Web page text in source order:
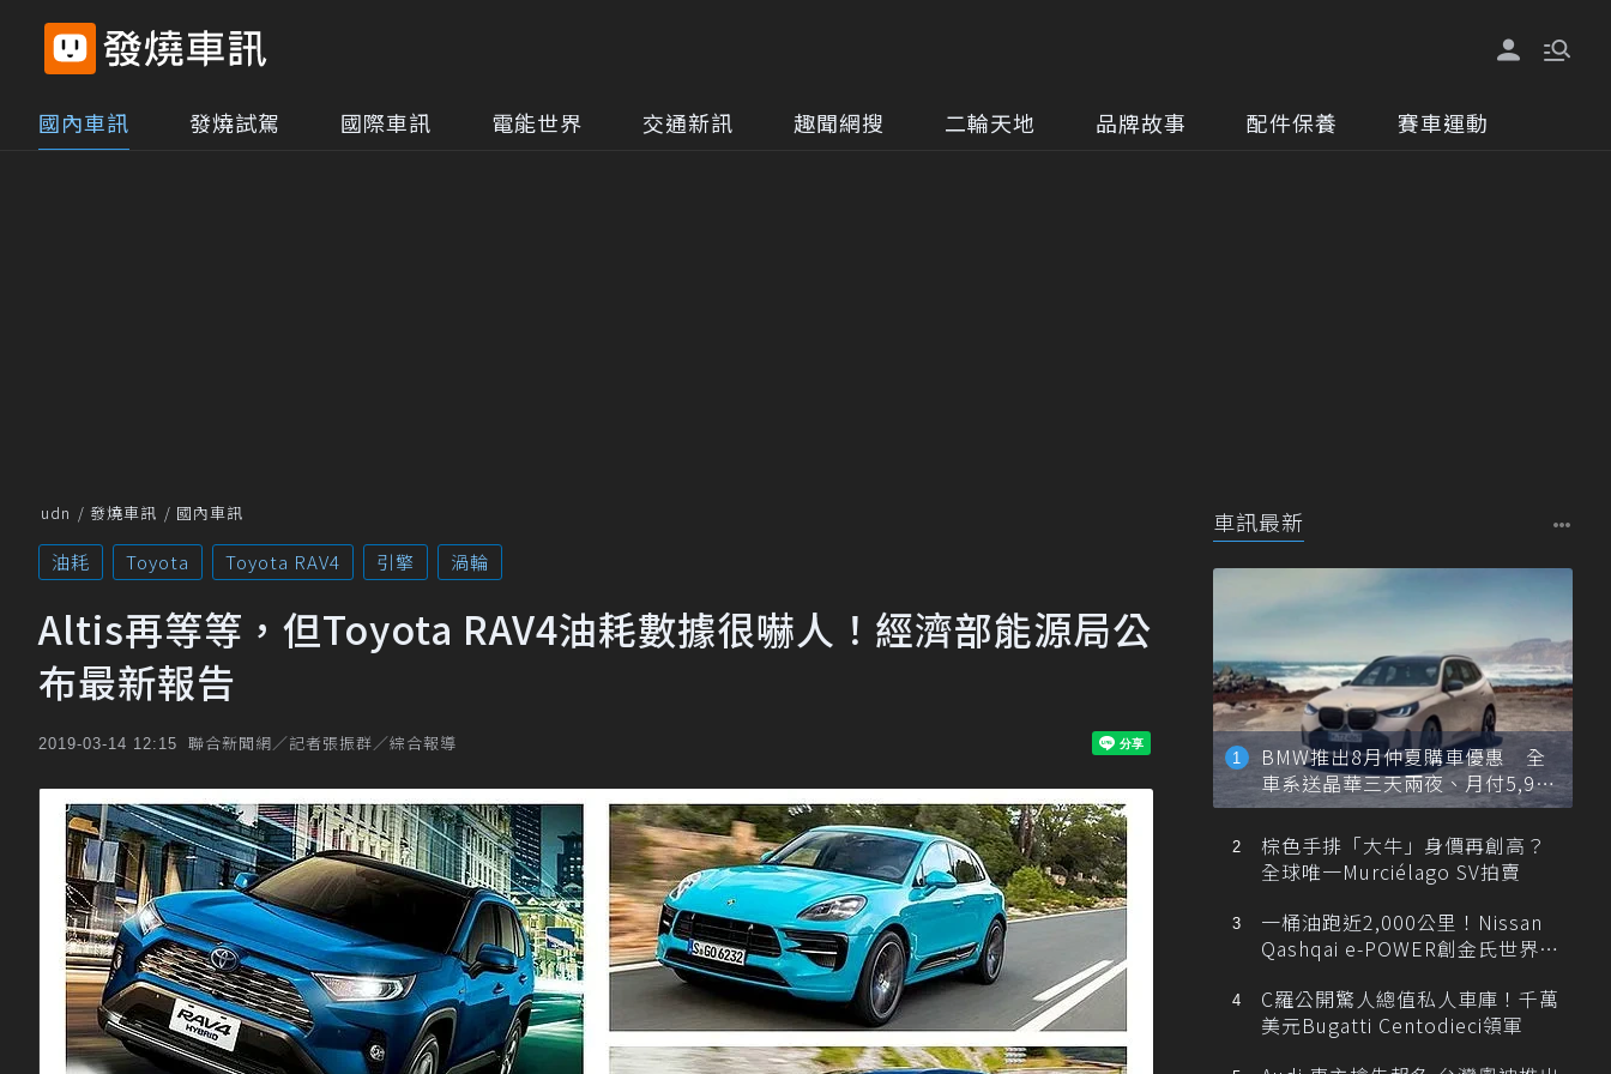
國內車訊 發燒試駕 國際車訊 電能世界 交通新訊 趣聞網搜 二輪天地 品牌故事 配件保養 賽車運動
udn 發燒車訊 國內車訊
油耗 Toyota Toyota RAV4 引擎 渦輪
Altis再等等，但Toyota RAV4油耗數據很嚇人！經濟部能源局公
布最新報告
2019-03-14 12:15 聯合新聞網／記者張振群／綜合報導
車訊最新
BMW推出8月仲夏購車優惠 全
車系送晶華三天兩夜、月付5,900
元起
棕色手排「大牛」身價再創高？
全球唯一Murciélago SV拍賣
一桶油跑近2,000公里！Nissan
Qashqai e-POWER創金氏世界紀
C羅公開驚人總值私人車庫！千萬
美元Bugatti Centodieci領軍